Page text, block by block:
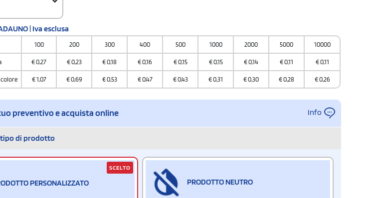
| Iva esclusa
100 200 300 400 500 1000 2000 5000 10000
€0,27 €0,23 €0,18 €0,16 €0,15 €0,15 €0,14 €0,11 €0,11
colore €1,07 €0,69 €0,53 €0,47 €0,43 €0,31 €0,30 €0,28 €0,26
preventivo e acquista online Info
tipo di prodotto
PERSONALIZZATO
SCELTO
PRODOTTO NEUTRO